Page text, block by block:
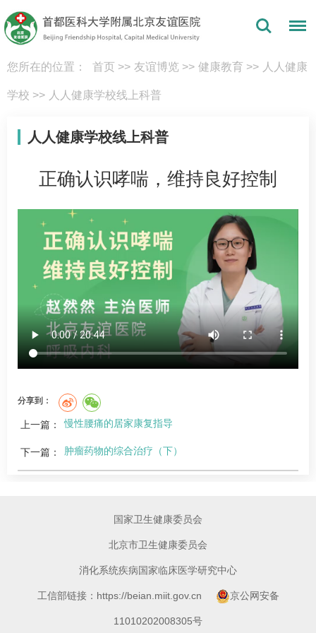
您所在的位置： 首页 >> 友谊博览 >> 健康教育 >> 人人健康
学校 >> 人人健康学校线上科普
人人健康学校线上科普
正确认识哮喘，维持良好控制
分享到：
上一篇： 慢性腰痛的居家康复指导
下一篇： 肿瘤药物的综合治疗（下）
国家卫生健康委员会
北京市卫生健康委员会
消化系统疾病国家临床医学研究中心
工信部链接：https://beian.miit.gov.cn 京公网安备
11010202008305号